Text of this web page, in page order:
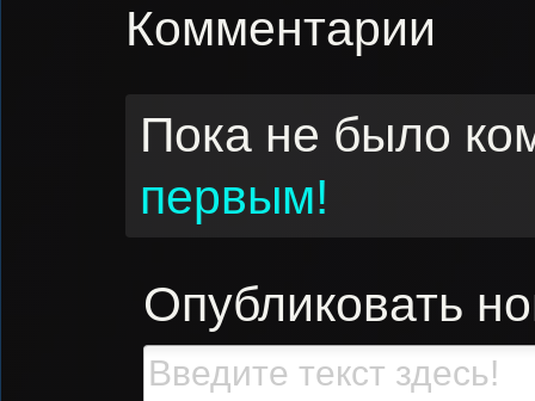
Комментарии
Пока не было
первым!
Опубликовать